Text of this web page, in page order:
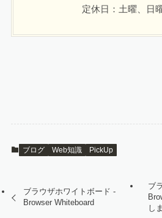
定休日：土曜、日
ブログ Web知識 PickUp
ブラウザホワイトボード -
Browser Whiteboard
ブ
し